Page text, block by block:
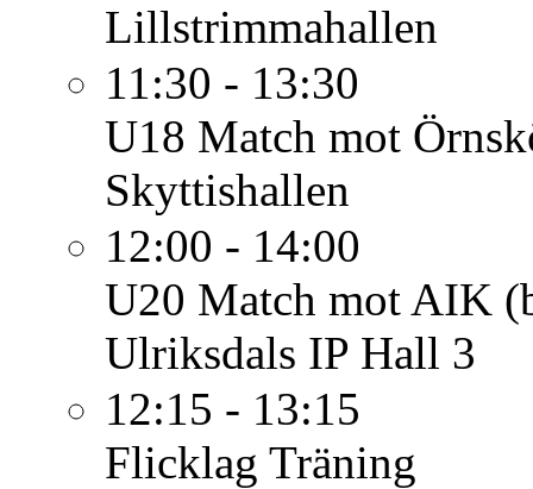
Lillstrimmahallen
11:30 - 13:30
U18 Match mot
Skyttishallen
12:00 - 14:00
U20 Match mot AIK
Ulriksdals IP Hall 3
12:15 - 13:15
Flicklag Träning